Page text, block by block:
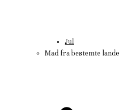
Jul
Mad fra bestemte lande